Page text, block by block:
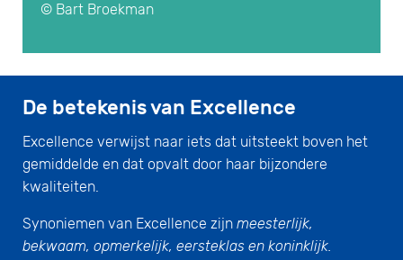
© Bart Broekman
De betekenis van Excellence
Excellence verwijst naar iets dat uitsteekt boven het
gemiddelde en dat opvalt door haar bijzondere
kwaliteiten.
Synoniemen van Excellence zijn meesterlijk,
bekwaam, opmerkelijk, eersteklas en koninklijk.